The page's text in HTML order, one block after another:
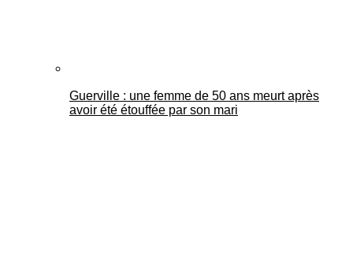
Guerville : une femme de 50 ans meurt après
avoir été étouffée par son mari